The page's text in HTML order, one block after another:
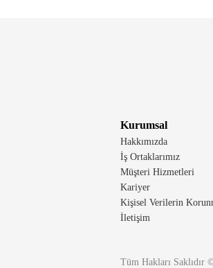
Kurumsal
Hakkımızda
İş Ortaklarımız
Müşteri Hizmetleri
Kariyer
Kişisel Verilerin
İletişim
Tüm Hakları Saklıdır